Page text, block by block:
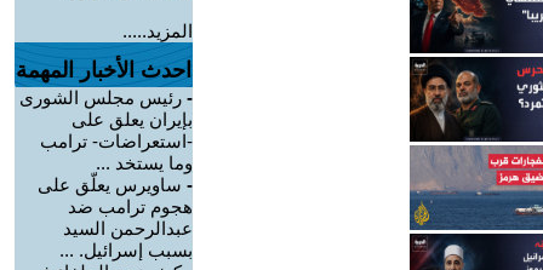
المزيد.....
احدث الأخبار المهمة
- رئيس مجلس الشورى
بإيران يعلق على
-استعراضات- ترامب
وما يستخد ...
- ساويرس يعلّق على
هجوم ترامب ضد
عبدالرحمن السيد
بسبب إسرائيل. ...